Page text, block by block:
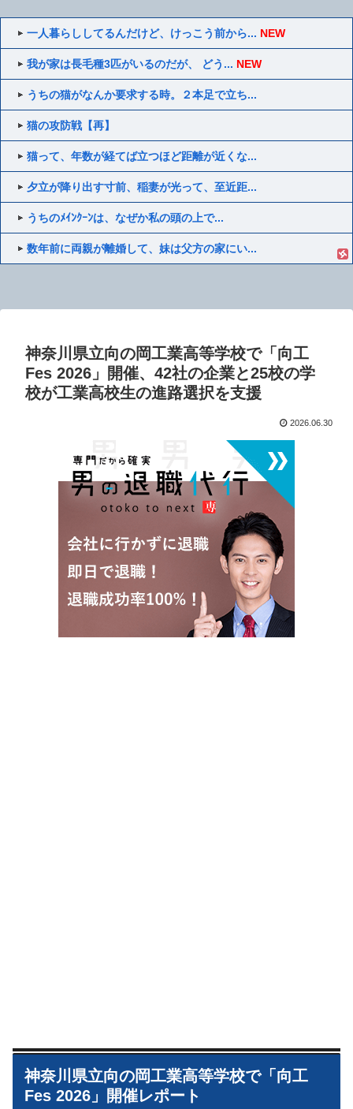
一人暮らししてるんだけど、けっこう前から... NEW
我が家は長毛種3匹がいるのだが、 どう... NEW
うちの猫がなんか要求する時。２本足で立ち...
猫の攻防戦【再】
猫って、年数が経てば立つほど距離が近くな...
夕立が降り出す寸前、稲妻が光って、至近距...
うちのﾒｲﾝｸｰﾝは、なぜか私の頭の上で...
数年前に両親が離婚して、妹は父方の家にい...
神奈川県立向の岡工業高等学校で「向工
Fes 2026」開催、42社の企業と25校の学
校が工業高校生の進路選択を支援
2026.06.30
神奈川県立向の岡工業高等学校で「向工
Fes 2026」開催レポート